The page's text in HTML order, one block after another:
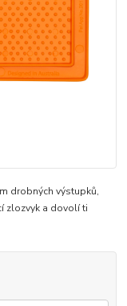
drobných výstupků,
zlozvyk a dovolí ti